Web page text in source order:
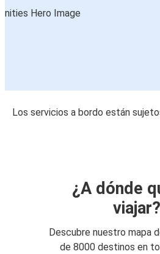
Los servicios a bordo están
¿A dónde
viajar?
Descubre nuestro mapa
de 8000 destinos en